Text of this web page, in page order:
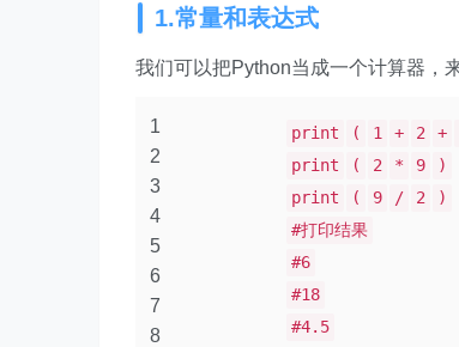
1.常量和表达式
我们可以把Python当成一个计算器，
1
2
3
4
5
6
7
8
print ( 1 + 2 +
print
( 2 * 9
)
print
( 9 / 2
)
#打印结果
#6
#18
#4.5